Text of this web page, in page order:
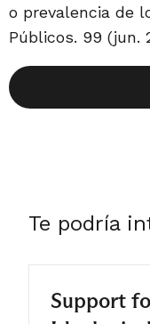
2005
la
ellos
dificultad
candidatos
y Patricio
trabajo dos
o prevalencia de
Públicos. 99 (jun.
Te podría
Support